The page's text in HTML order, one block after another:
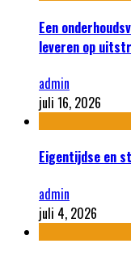
Een
leveren op
admin
juli 16, 2026
Eigentijdse en
admin
juli 4, 2026